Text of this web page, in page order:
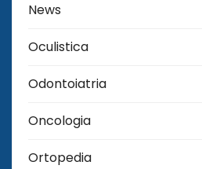
News
Oculistica
Odontoiatria
Oncologia
Ortopedia